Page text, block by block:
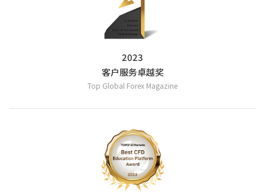
2023
客户服务卓越奖
Top Global Forex Magazine